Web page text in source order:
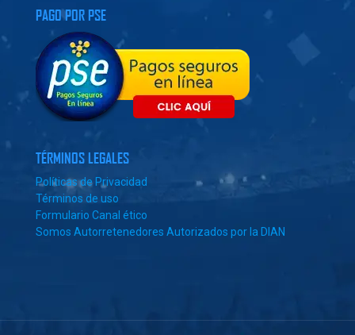
PAGO POR PSE
TÉRMINOS LEGALES
Políticas de Privacidad
Términos de uso
Formulario Canal ético
Somos Autorretenedores Autorizados por la DIAN